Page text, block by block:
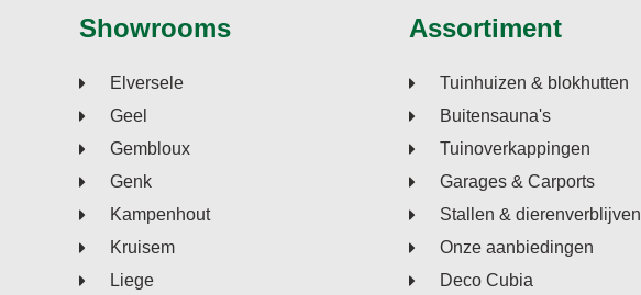
Showrooms
Elversele
Geel
Gembloux
Genk
Kampenhout
Kruisem
Liege
Assortiment
Tuinhuizen & blokhutten
Buitensauna's
Tuinoverkappingen
Garages & Carports
Stallen & dierenverblijven
Onze aanbiedingen
Deco Cubia